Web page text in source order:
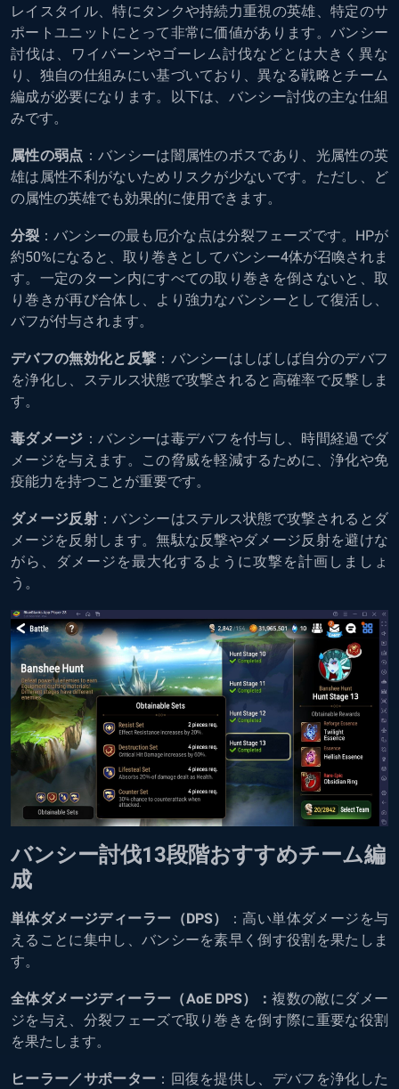
レイスタイル、特にタンクや持続力重視の英雄、特定のサ
ポートユニットにとって非常に価値があります。バンシー
討伐は、ワイバーンやゴーレム討伐などとは大きく異な
り、独自の仕組みにい基づいており、異なる戦略とチーム
編成が必要になります。以下は、バンシー討伐の主な仕組
みです。
属性の弱点 ：バンシーは闇属性のボスであり、光属性の英
雄は属性不利がないためリスクが少ないです。ただし、ど
の属性の英雄でも効果的に使用できます。
分裂 ：バンシーの最も厄介な点は分裂フェーズです。HPが
約50%になると、取り巻きとしてバンシー4体が召喚されま
す。一定のターン内にすべての取り巻きを倒さないと、取
り巻きが再び合体し、より強力なバンシーとして復活し、
バフが付与されます。
デバフの無効化と反撃 ：バンシーはしばしば自分のデバフ
を浄化し、ステルス状態で攻撃されると高確率で反撃しま
す。
毒ダメージ ：バンシーは毒デバフを付与し、時間経過でダ
メージを与えます。この脅威を軽減するために、浄化や免
疫能力を持つことが重要です。
ダメージ反射：バンシーはステルス状態で攻撃されるとダ
メージを反射します。無駄な反撃やダメージ反射を避けな
がら、ダメージを最大化するように攻撃を計画しましょ
う。
バンシー討伐13段階おすすめチーム編
成
単体ダメージディーラー（DPS）
：高い単体ダメージを与
えることに集中し、バンシーを素早く倒す役割を果たしま
す。
全体ダメージディーラー（AoE DPS）：複数の敵にダメー
ジを与え、分裂フェーズで取り巻きを倒す際に重要な役割
を果たします。
ヒーラー／サポーター ：回復を提供し、デバフを浄化した